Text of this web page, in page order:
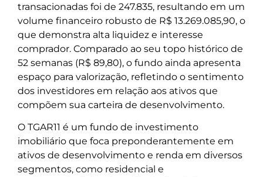
transacionadas foi de 247.835, resultando em um
volume financeiro robusto de R$ 13.269.085,90, o
que demonstra alta liquidez e interesse
comprador. Comparado ao seu topo histórico de
52 semanas (R$ 89,80), o fundo ainda apresenta
espaço para valorização, refletindo o sentimento
dos investidores em relação aos ativos que
compõem sua carteira de desenvolvimento.
O TGAR11 é um fundo de investimento
imobiliário que foca preponderantemente em
ativos de desenvolvimento e renda em diversos
segmentos, como residencial e